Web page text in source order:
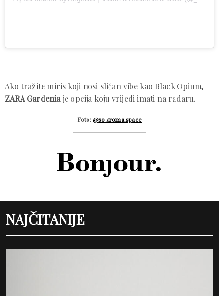
Ako tražite miris koji nosi sličan vibe kao Black Opium,
ZARA Gardeniaje opcija koju vrijedi imati na radaru.
Foto:@so.aroma.space
NAJČITANIJE